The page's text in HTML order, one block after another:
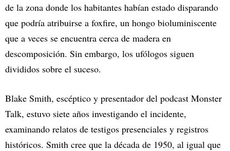
de la zona donde los habitantes habían estado disparando
que podría atribuirse a foxfire, un hongo bioluminiscente
que a veces se encuentra cerca de madera en
descomposición. Sin embargo, los ufólogos siguen
divididos sobre el suceso.
Blake Smith, escéptico y presentador del podcast Monster
Talk, estuvo siete años investigando el incidente,
examinando relatos de testigos presenciales y registros
históricos. Smith cree que la década de 1950, al igual que